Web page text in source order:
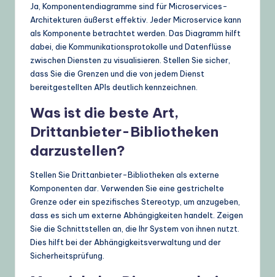
Ja, Komponentendiagramme sind für Microservices-
Architekturen äußerst effektiv. Jeder Microservice kann
als Komponente betrachtet werden. Das Diagramm hilft
dabei, die Kommunikationsprotokolle und Datenflüsse
zwischen Diensten zu visualisieren. Stellen Sie sicher,
dass Sie die Grenzen und die von jedem Dienst
bereitgestellten APIs deutlich kennzeichnen.
Was ist die beste Art,
Drittanbieter-Bibliotheken
darzustellen?
Stellen Sie Drittanbieter-Bibliotheken als externe
Komponenten dar. Verwenden Sie eine gestrichelte
Grenze oder ein spezifisches Stereotyp, um anzugeben,
dass es sich um externe Abhängigkeiten handelt. Zeigen
Sie die Schnittstellen an, die Ihr System von ihnen nutzt.
Dies hilft bei der Abhängigkeitsverwaltung und der
Sicherheitsprüfung.